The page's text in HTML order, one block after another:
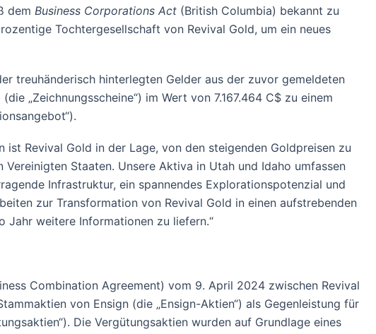
dem Business Corporations Act (British Columbia) bekannt zu
Tochtergesellschaft von Revival Gold, um ein neues
treuhänderisch hinterlegten Gelder aus der zuvor gemeldeten
„Zeichnungsscheine“) im Wert von 7.167.464 C$ zu einem
Revival Gold in der Lage, von den steigenden Goldpreisen zu
Staaten. Unsere Aktiva in Utah und Idaho umfassen
Infrastruktur, ein spannendes Explorationspotenzial und
zur Transformation von Revival Gold in einen aufstrebenden
Jahr weitere Informationen zu liefern.“
Combination Agreement) vom 9. April 2024 zwischen Revival
von Ensign (die „Ensign-Aktien“) als Gegenleistung für
Die Vergütungsaktien wurden auf Grundlage eines